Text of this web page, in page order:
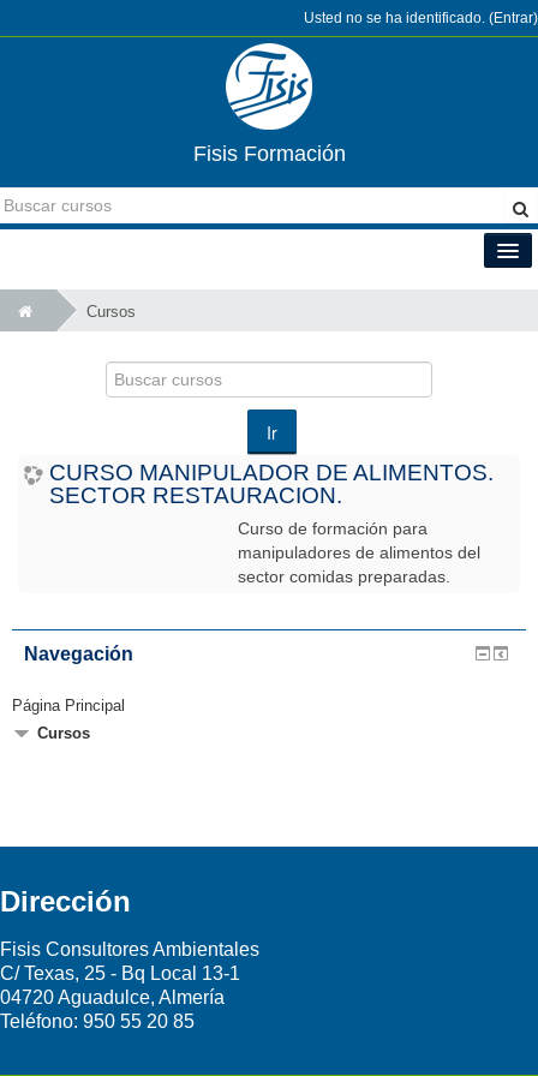
Usted no se ha identificado. (Entrar)
Fisis Formación
Español - Internacional (es)
Cursos
Buscar
cursos
Ir
CURSO MANIPULADOR DE ALIMENTOS.
SECTOR RESTAURACION.
Curso de formación para
manipuladores de alimentos del
sector comidas preparadas.
Navegación
Página Principal
Cursos
Dirección
Fisis Consultores Ambientales
C/ Texas, 25 - Bq Local 13-1
04720 Aguadulce, Almería
Teléfono: 950 55 20 85